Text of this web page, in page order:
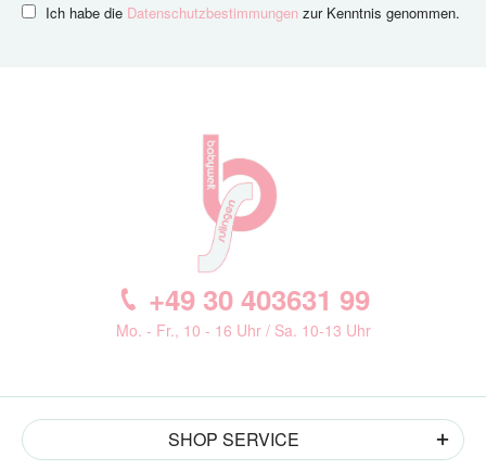
Ich habe die Datenschutzbestimmungen zur Kenntnis genommen.
+49 30 403631 99
Mo. - Fr., 10 - 16 Uhr / Sa. 10-13 Uhr
SHOP SERVICE